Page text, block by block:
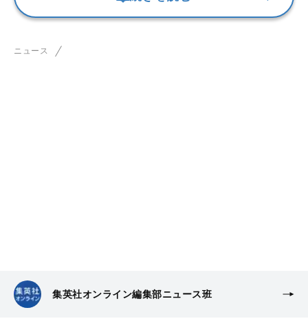
ニュース
集英社オンライン編集部ニュース班